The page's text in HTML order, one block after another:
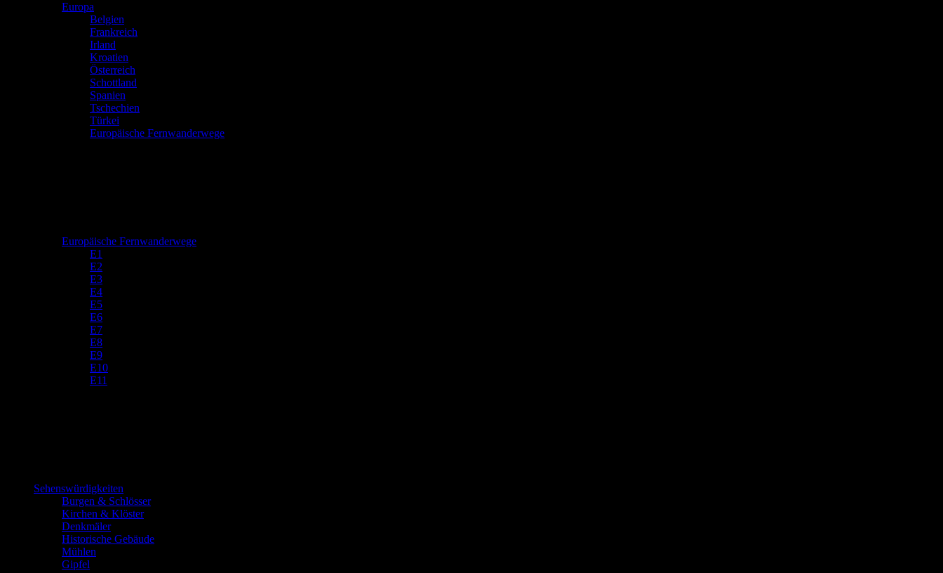
Europa
Belgien
Frankreich
Irland
Kroatien
Österreich
Schottland
Spanien
Tschechien
Türkei
Europäische Fernwanderwege
Europäische Fernwanderwege
E1
E2
E3
E4
E5
E6
E7
E8
E9
E10
E11
Sehenswürdigkeiten
Burgen & Schlösser
Kirchen & Klöster
Denkmäler
Historische Gebäude
Mühlen
Gipfel